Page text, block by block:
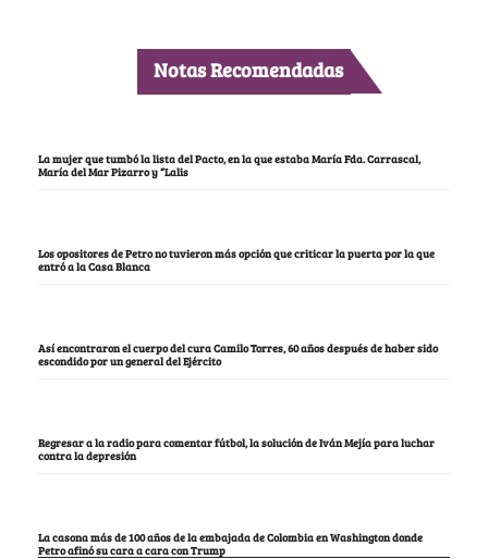
Notas Recomendadas
La mujer que tumbó la lista del Pacto, en la que estaba María Fda. Carrascal,
María del Mar Pizarro y “Lalis
Los opositores de Petro no tuvieron más opción que criticar la puerta por la que
entró a la Casa Blanca
Así encontraron el cuerpo del cura Camilo Torres, 60 años después de haber sido
escondido por un general del Ejército
Regresar a la radio para comentar fútbol, la solución de Iván Mejía para luchar
contra la depresión
La casona más de 100 años de la embajada de Colombia en Washington donde
Petro afinó su cara a cara con Trump